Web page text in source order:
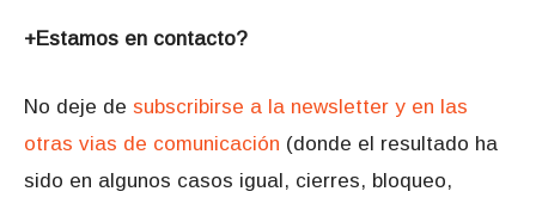
+Estamos en contacto?
No deje de subscribirse a la newsletter y en las
otras vias de comunicación (donde el resultado ha
sido en algunos casos igual, cierres, bloqueo,